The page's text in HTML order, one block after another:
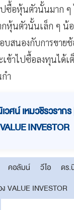
ปซื้อหุ้นตัวนั้นมาก ๆ
หุ้นตัวนั้นเล็ก ๆ น้อ
บสนองกับการขาย
เข้าไปซื้อลงทุนได้เ
ำ
วศน์ เหมวชิรวราก
INVESTOR
คอลัมน์ วีไอ
ดร.
VALUE INVESTOR